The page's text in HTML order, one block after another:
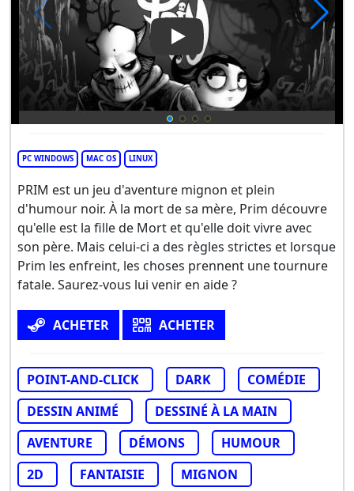
Play Video: PRIM
PC WINDOWS MAC OS LINUX
PRIM est un jeu d'aventure mignon et plein
d'humour noir. À la mort de sa mère, Prim découvre
qu'elle est la fille de Mort et qu'elle doit vivre avec
son père. Mais celui-ci a des règles strictes et lorsque
Prim les enfreint, les choses prennent une tournure
fatale. Saurez-vous lui venir en aide ?
ACHETER ACHETER
POINT-AND-CLICK DARK
COMÉDIE
DESSIN ANIMÉ
DESSINÉ À LA MAIN
AVENTURE
DÉMONS
HUMOUR
2D
FANTAISIE
MIGNON